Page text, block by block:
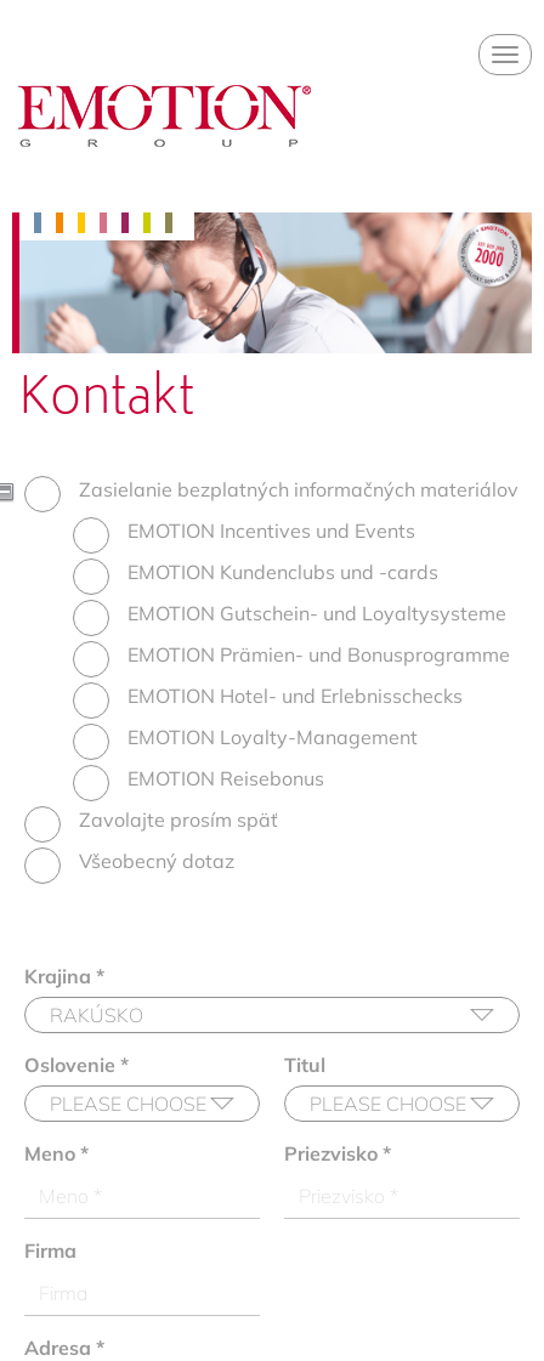
main
content
Kontakt
Kontaktformular
Zasielanie bezplatných informačných materiálov
EMOTION Incentives und Events
EMOTION Kundenclubs und -cards
EMOTION Gutschein- und Loyaltysysteme
EMOTION Prämien- und Bonusprogramme
EMOTION Hotel- und Erlebnisschecks
EMOTION Loyalty-Management
EMOTION Reisebonus
Zavolajte prosím späť
Všeobecný dotaz
Krajina *
Oslovenie * Titul
Meno * Priezvisko *
Firma
Adresa *